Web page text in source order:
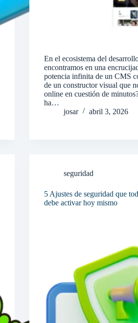
En el ecosistema del
encontramos en una
potencia infinita de un CMS
de un constructor visual que
online en cuestión de
ha…
josar
abril 3, 2026
seguridad
5 Ajustes de seguridad que
debe activar hoy mismo